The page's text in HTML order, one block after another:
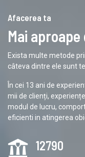
Afacerea ta
Mai
Exista multe metode
câteva dintre ele sunt
În cei 13 ani de
mii de clienți,
modul de lucru,
eficienti in atingerea
12790